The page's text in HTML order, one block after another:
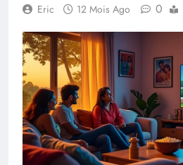
Eric 12 Mois Ago 0